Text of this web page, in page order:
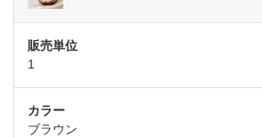
1
ブラウン